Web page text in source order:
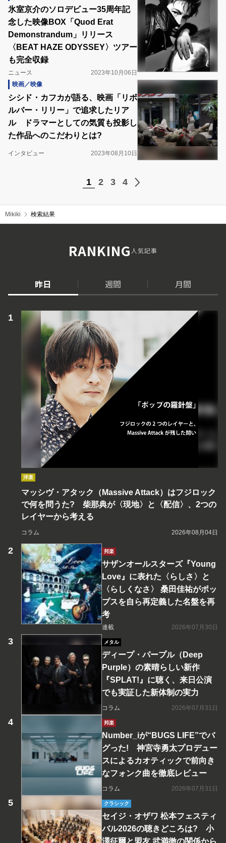
氷室京介のソロデビュー35周年記
念した映像BOX「Quod Erat
Demonstrandum」リリース
〈BEAT HAZE ODYSSEY〉ツアー
も完全収録
ニュース
2023年10月06日
映画／映像
シシド・カフカが語る、映画「リボ
ルバー・リリー」で追求したリア
ル ドラマーとしての気質も投影し
た作品へのこだわりとは?
インタビュー 2023年08月10日
1 2 3 4
Mikiki 検索結果
RANKING人気記事
昨日 週間 月間
洋楽
マッシヴ・アタック（Massive Attack）はフジロック
で何を問うた? 柴那典が〈現地〉と〈配信〉、2つの
レイヤーから考える
コラム 2026年08月04日
邦楽
サザンオールスターズ『Young
Love』に表れた〈らしさ〉と
〈らしくなさ〉 桑田佳祐がポッ
プスを自ら再定義した名盤を再
考
連載 2026年07月30日
メタル
ディープ・パープル（Deep
Purple）の素晴らしい新作
『SPLAT!』に聴く、来日公演
でも実証した新体制の実力
コラム 2026年07月31日
邦楽
Number_iが“BUGS LIFE”でバ
グった! 神宮寺勇太プロデュー
スによるカオティックで前向き
なフォンク曲を徹底レビュー
コラム 2026年07月31日
クラシック
セイジ・オザワ 松本フェスティ
バル2026の聴きどころは? 小
澤征爾と盟友 武満徹の関係から